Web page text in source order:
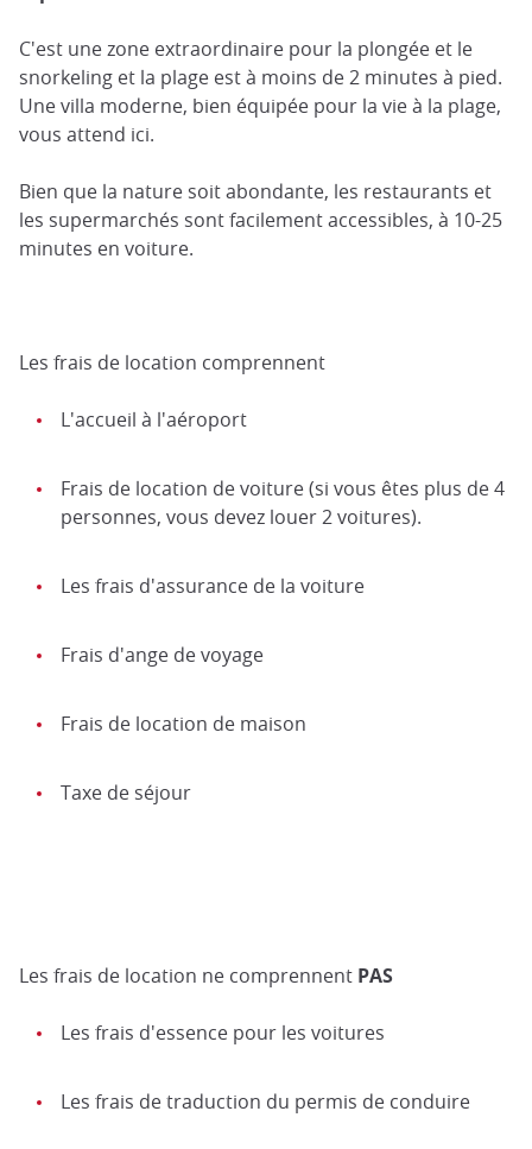
C'est une zone extraordinaire pour la plongée et le
snorkeling et la plage est à moins de 2 minutes à pied.
Une villa moderne, bien équipée pour la vie à la plage,
vous attend ici.
Bien que la nature soit abondante, les restaurants et
les supermarchés sont facilement accessibles, à 10-25
minutes en voiture.
Les frais de location comprennent
L'accueil à l'aéroport
Frais de location de voiture (si vous êtes plus de 4
personnes, vous devez louer 2 voitures).
Les frais d'assurance de la voiture
Frais d'ange de voyage
Frais de location de maison
Taxe de séjour
Les frais de location ne comprennent PAS
Les frais d'essence pour les voitures
Les frais de traduction du permis de conduire